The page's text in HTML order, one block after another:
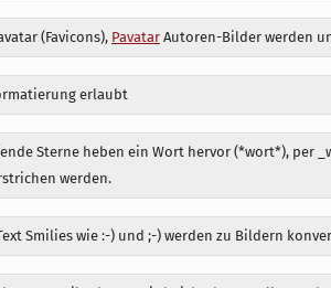
(Favicons), PavatarAutoren-Bilder werden
erlaubt
Sterne heben ein Wort hervor (*wort*), per
werden.
Smilies wie :-) und ;-) werden zu Bildern